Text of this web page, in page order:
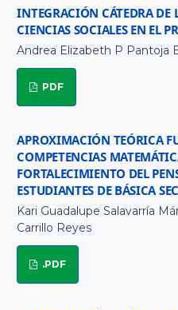
INTEGRACIÓN CÁTEDRA DE
CIENCIAS SOCIALES EN EL
Andrea Elizabeth P Pantoja
PDF
APROXIMACIÓN TEÓRICA
COMPETENCIAS
FORTALECIMIENTO DEL
ESTUDIANTES DE BÁSICA
Kari Guadalupe Salavarría
Carrillo Reyes
.PDF